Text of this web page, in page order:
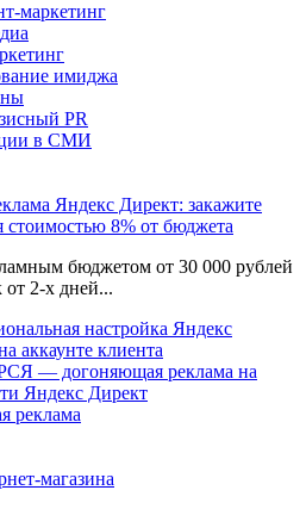
маркетинг
имиджа
PR
в СМИ
Яндекс Директ: закажите
стоимостью 8% от бюджета
бюджетом от 30 000 рублей
от 2-х дней...
настройка Яндекс
аккаунте клиента
— догоняющая реклама на
Яндекс Директ
реклама
магазина